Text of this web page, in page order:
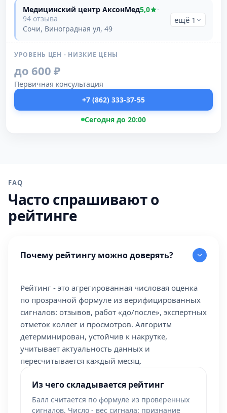
Медицинский центр АксонМед5,0
·
94 отзыва
Сочи, Виноградная ул, 49
ещё 1
УРОВЕНЬ ЦЕН - НИЗКИЕ ЦЕНЫ
до 600 ₽
Первичная консультация
+7 (862) 333-37-55
Сегодня до 20:00
FAQ
Часто спрашивают о
рейтинге
Почему рейтингу можно доверять?
Рейтинг - это агрегированная числовая оценка
по прозрачной формуле из верифицированных
сигналов: отзывов, работ «до/после», экспертных
отметок коллег и просмотров. Алгоритм
детерминирован, устойчив к накрутке,
учитывает актуальность данных и
пересчитывается каждый месяц.
Из чего складывается рейтинг
Балл считается по формуле из проверенных
сигналов. Число - вес сигнала: признание